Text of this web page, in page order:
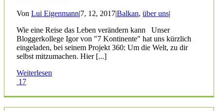
Von Lui Eigenmann|7, 12, 2017|Balkan, über uns|
Wie eine Reise das Leben verändern kann Unser
Bloggerkollege Igor von "7 Kontinente" hat uns kürzlich
eingeladen, bei seinem Projekt 360: Um die Welt, zu dir
selbst mitzumachen. Hier [...]
Weiterlesen
17